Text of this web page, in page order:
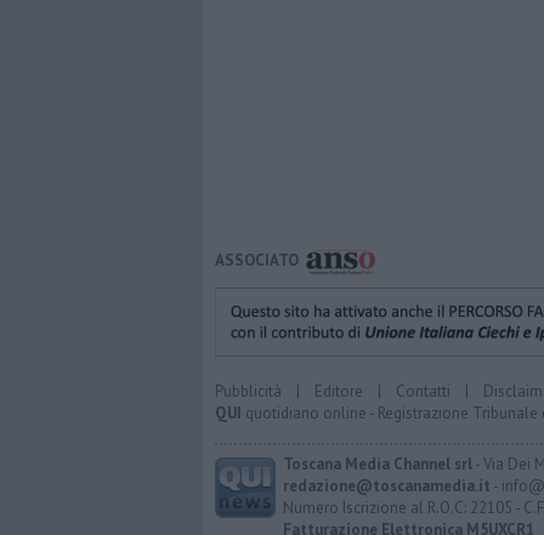
ASSOCIATO
Pubblicità | Editore | Contatti |
QUI quotidiano online - Registrazione Tribunale
Toscana Media Channel srl- Via Dei
redazione@toscanamedia.it -
Numero Iscrizione al R.O.C: 22105 -
Fatturazione Elettronica M5UXCR1